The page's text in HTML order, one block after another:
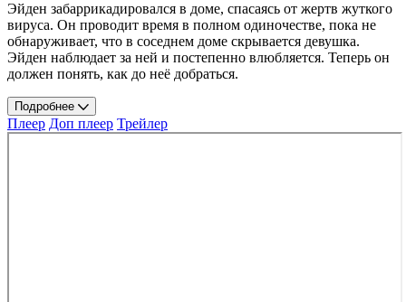
Эйден забаррикадировался в доме, спасаясь от жертв жуткого
вируса. Он проводит время в полном одиночестве, пока не
обнаруживает, что в соседнем доме скрывается девушка.
Эйден наблюдает за ней и постепенно влюбляется. Теперь он
должен понять, как до неё добраться.
Подробнее
Плеер Доп плеер Трейлер